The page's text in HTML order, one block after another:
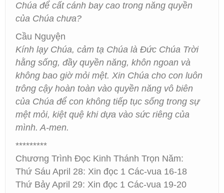
Chúa để cất cánh bay cao trong năng quyền
của Chúa chưa?
Cầu Nguyện
Kính lạy Chúa, cảm tạ Chúa là Đức Chúa Trời
hằng sống, đầy quyền năng, khôn ngoan và
không bao giờ mỏi mệt. Xin Chúa cho con luôn
trông cậy hoàn toàn vào quyền năng vô biên
của Chúa để con không tiếp tục sống trong sự
mệt mỏi, kiệt quệ khi dựa vào sức riêng của
mình. A-men.
*********
Chương Trình Đọc Kinh Thánh Trọn Năm:
Thứ Sáu April 28: Xin đọc 1 Các-vua 16-18
Thứ Bảy April 29: Xin đọc 1 Các-vua 19-20